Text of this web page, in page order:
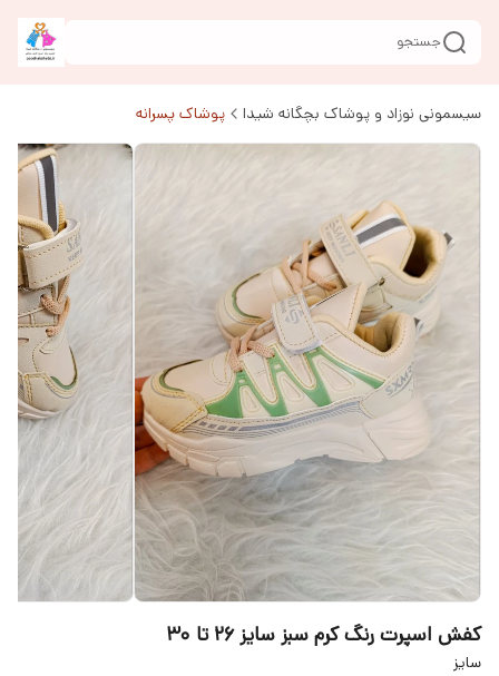
جستجو
سیسمونی نوزاد و پوشاک بچگانه شیدا پوشاک پسرانه
کفش اسپرت رنگ کرم سبز سایز ۲۶ تا ۳۰
سایز